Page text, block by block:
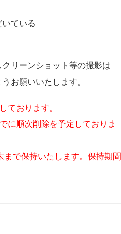
ている
リーンショット等の撮影は
お願いいたします。
ております。
に順次削除を予定しておりま
まで保持いたします。保持期間